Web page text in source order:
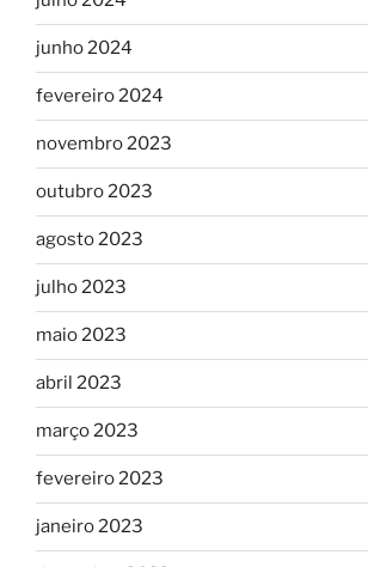
junho 2024
fevereiro 2024
novembro 2023
outubro 2023
agosto 2023
julho 2023
maio 2023
abril 2023
março 2023
fevereiro 2023
janeiro 2023